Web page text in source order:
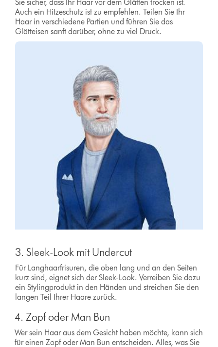
Sie sicher, dass Ihr Haar vor dem Glätten trocken ist.
Auch ein Hitzeschutz ist zu empfehlen. Teilen Sie Ihr
Haar in verschiedene Partien und führen Sie das
Glätteisen sanft darüber, ohne zu viel Druck.
3. Sleek-Look mit Undercut
Für Langhaarfrisuren, die oben lang und an den Seiten
kurz sind, eignet sich der Sleek-Look. Verreiben Sie dazu
ein Stylingprodukt in den Händen und streichen Sie den
langen Teil Ihrer Haare zurück.
4. Zopf oder Man Bun
Wer sein Haar aus dem Gesicht haben möchte, kann sich
für einen Zopf oder Man Bun entscheiden. Alles, was Sie